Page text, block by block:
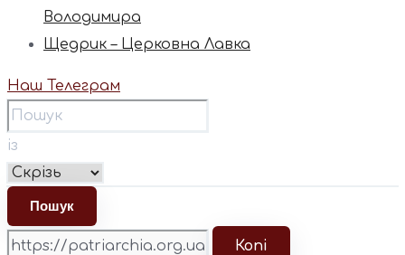
Володимира
Щедрик – Церковна Лавка
Наш Телеграм
із
Копі